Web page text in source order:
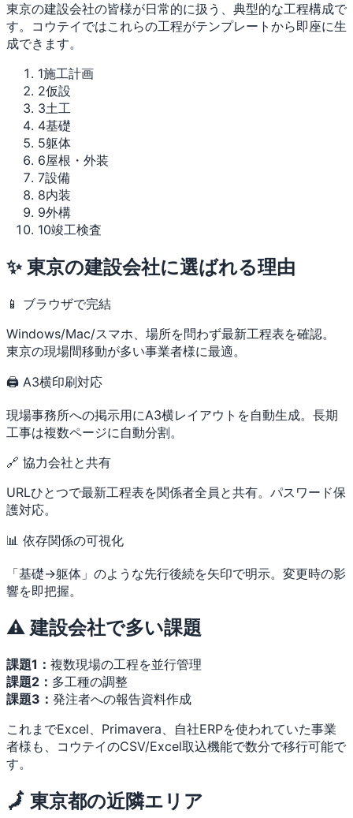
東京の建設会社の皆様が日常的に扱う、典型的な工程構成で
す。コウテイではこれらの工程がテンプレートから即座に生
成できます。
1施工計画
2仮設
3土工
4基礎
5躯体
6屋根・外装
7設備
8内装
9外構
10竣工検査
✨ 東京の建設会社に選ばれる理由
📱 ブラウザで完結
Windows/Mac/スマホ、場所を問わず最新工程表を確認。
東京の現場間移動が多い事業者様に最適。
🖨 A3横印刷対応
現場事務所への掲示用にA3横レイアウトを自動生成。長期
工事は複数ページに自動分割。
🔗 協力会社と共有
URLひとつで最新工程表を関係者全員と共有。パスワード保
護対応。
📊 依存関係の可視化
「基礎→躯体」のような先行後続を矢印で明示。変更時の影
響を即把握。
⚠️ 建設会社で多い課題
課題1： 複数現場の工程を並行管理
課題2： 多工種の調整
課題3： 発注者への報告資料作成
これまでExcel、Primavera、自社ERPを使われていた事業
者様も、コウテイのCSV/Excel取込機能で数分で移行可能で
す。
🗾 東京都の近隣エリア